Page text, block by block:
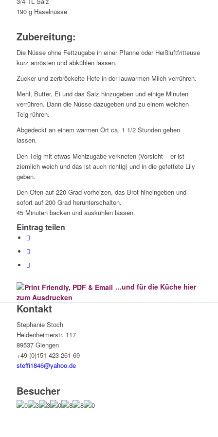
190 g Haselnüsse
Zubereitung:
Die Nüsse ohne Fettzugabe in einer Pfanne oder Heißluftfritteuse
kurz anrösten und abkühlen lassen.
Zucker und zerbröckelte Hefe in der lauwarmen Milch verrühren.
Mehl, Butter, Ei und das Salz hinzugeben und einige Minuten
verrühren. Dann die Nüsse dazugeben und zu einem weichen
Teig rühren.
Abgedeckt an einem warmen Ort ca. 1 1/2 Stunden gehen
lassen.
Den Teig mit etwas Mehlzugabe verkneten (Vorsicht – er ist
ziemlich weich und das ist auch richtig) und in die gefettete Lily
geben.
Den Ofen auf 220 Grad vorheizen, das Brot hineingeben und
sofort auf 200 Grad herunterschalten.
45 Minuten backen und auskühlen lassen.
Eintrag teilen
...und für die Küche hier
zum Ausdrucken
Kontakt
Stephanie Stoch
Heidenheimerstr. 117
89537 Giengen
+49 (0)151 423 261 69
steffi1846@yahoo.de
Besucher